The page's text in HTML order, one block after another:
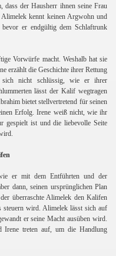
der Hausherr ihnen seine Frau
kennt keinen Argwohn und
er endgültig dem Schlaftrunk
Vorwürfe macht. Weshalb hat sie
erzählt die Geschichte ihrer Rettung
nicht schlüssig, wie er ihrer
lässt der Kalif wegtragen
bietet stellvertretend für seinen
Erfolg. Irene weiß nicht, wie ihr
gespielt ist und die liebevolle Seite
er mit dem Entführten und der
dann, seinen ursprünglichen Plan
überraschte Alimelek den Kalifen
steuern wird. Alimelek lässt sich auf
er seine Macht ausüben wird.
Irene treten auf, um die Handlung